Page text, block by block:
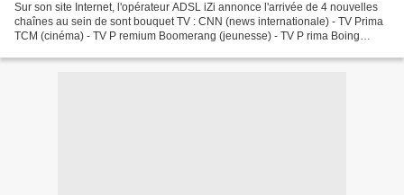
Sur son site Internet, l'opérateur ADSL iZi annonce l'arrivée de 4 nouvelles
chaînes au sein de sont bouquet TV : CNN (news internationale) - TV Prima
TCM (cinéma) - TV P remium Boomerang (jeunesse) - TV P rima Boing